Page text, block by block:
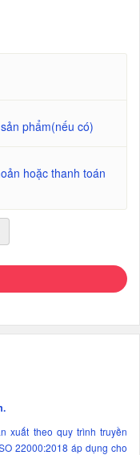
phẩm(nếu có)
hoặc thanh toán
xuất theo quy trình truyền
22000:2018 áp dụng cho